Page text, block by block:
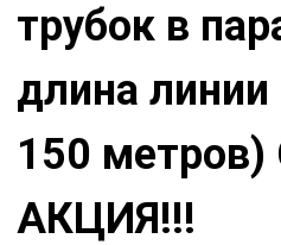
трубок в
длина линии
150
АКЦИЯ!!!